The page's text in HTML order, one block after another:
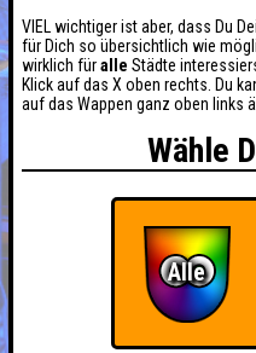
VIEL wichtiger ist aber, dass Du
für Dich so übersichtlich wie
wirklich füralle Städte
Klick auf das X oben rechts. Du
auf das Wappen ganz oben links
Wähle
Alle